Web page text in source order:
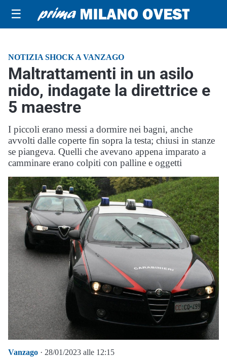
☰
NOTIZIA SHOCK A VANZAGO
Maltrattamenti in un asilo
nido, indagate la direttrice e
5 maestre
I piccoli erano messi a dormire nei bagni, anche
avvolti dalle coperte fin sopra la testa; chiusi in stanze
se piangeva. Quelli che avevano appena imparato a
camminare erano colpiti con palline e oggetti
Vanzago · 28/01/2023 alle 12:15